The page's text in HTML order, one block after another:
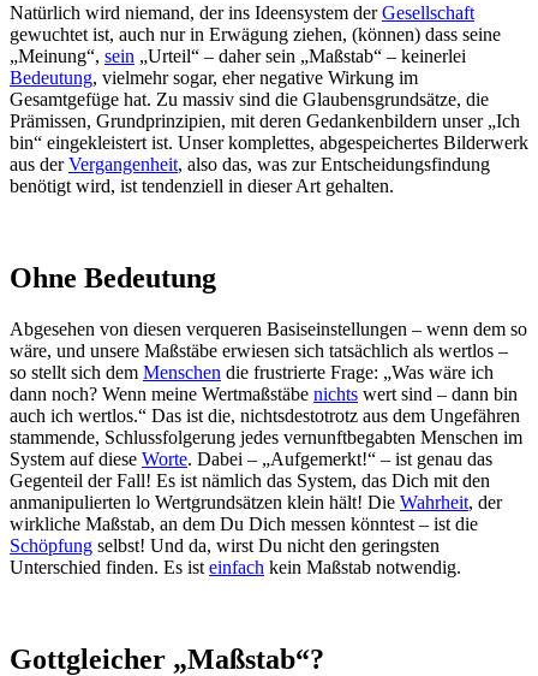
Natürlich wird niemand, der ins Ideensystem derGesellschaft
gewuchtet ist, auch nur in Erwägung ziehen, (können) dass seine
„Meinung“, sein „Urteil“ – daher sein „Maßstab“ – keinerlei
Bedeutung, vielmehr sogar, eher negative Wirkung im
Gesamtgefüge hat. Zu massiv sind die Glaubensgrundsätze, die
Prämissen, Grundprinzipien, mit deren Gedankenbildern unser „Ich
bin“ eingekleistert ist. Unser komplettes, abgespeichertes Bilderwerk
aus derVergangenheit, also das, was zur Entscheidungsfindung
benötigt wird, ist tendenziell in dieser Art gehalten.
Ohne Bedeutung
Abgesehen von diesen verqueren Basiseinstellungen – wenn dem so
wäre, und unsere Maßstäbe erwiesen sich tatsächlich als wertlos –
so stellt sich dem Menschen die frustrierte Frage: „Was wäre ich
dann noch? Wenn meine Wertmaßstäbe nichts wert sind – dann bin
auch ich wertlos.“ Das ist die, nichtsdestotrotz aus dem Ungefähren
stammende, Schlussfolgerung jedes vernunftbegabten Menschen im
System auf diese Worte. Dabei – „Aufgemerkt!“ – ist genau das
Gegenteil der Fall! Es ist nämlich das System, das Dich mit den
anmanipulierten lo Wertgrundsätzen klein hält! Die Wahrheit, der
wirkliche Maßstab, an dem Du Dich messen könntest – ist die
Schöpfung selbst! Und da, wirst Du nicht den geringsten
Unterschied finden. Es ist einfach kein Maßstab notwendig.
Gottgleicher „Maßstab“?